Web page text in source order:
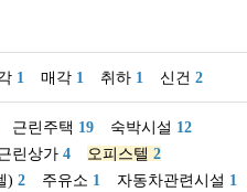
1 매각 1 취하 1 신건 2
근린주택 19 숙박시설 12
린상가 4 오피스텔 2
) 2 주유소 1 자동차관련시설 1